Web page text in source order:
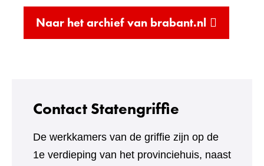
Naar het archief van brabant.nl (verwijst
naar
Contact Statengriffie
De werkkamers van de griffie zijn op de
1e verdieping van het provinciehuis, naast